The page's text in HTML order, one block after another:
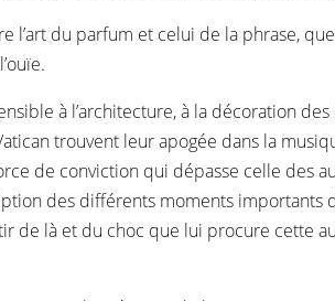
l’art du parfum et celui de la phrase,
à l’architecture, à la décoration des
trouvent leur apogée dans la
de conviction qui dépasse celle des
des différents moments importants
de là et du choc que lui procure cette